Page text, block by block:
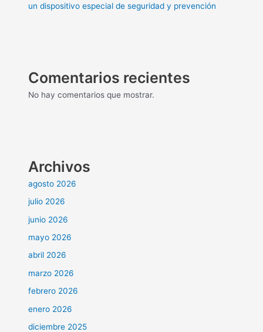
un dispositivo especial de seguridad y prevención
Comentarios recientes
No hay comentarios que mostrar.
Archivos
agosto 2026
julio 2026
junio 2026
mayo 2026
abril 2026
marzo 2026
febrero 2026
enero 2026
diciembre 2025